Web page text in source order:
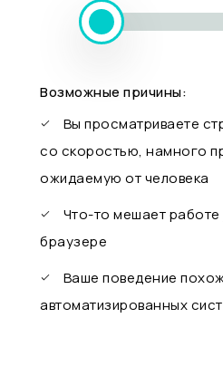
Возможные причины:
Вы просматриваете
со скоростью, намного
ожидаемую от человека
Что-то мешает
браузере
Ваше поведение
автоматизированных